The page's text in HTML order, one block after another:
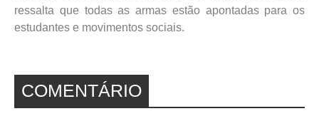
ressalta que todas as armas estão apontadas para os
estudantes e movimentos sociais.
COMENTÁRIO